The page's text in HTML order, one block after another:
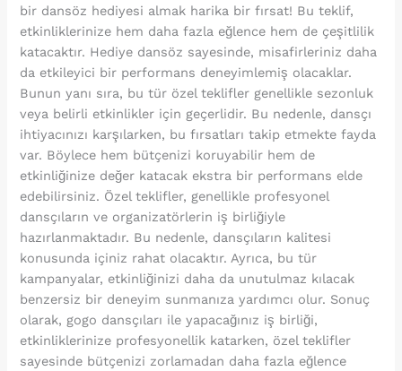
bir dansöz hediyesi almak harika bir fırsat! Bu teklif,
etkinliklerinize hem daha fazla eğlence hem de çeşitlilik
katacaktır. Hediye dansöz sayesinde, misafirleriniz daha
da etkileyici bir performans deneyimlemiş olacaklar.
Bunun yanı sıra, bu tür özel teklifler genellikle sezonluk
veya belirli etkinlikler için geçerlidir. Bu nedenle, dansçı
ihtiyacınızı karşılarken, bu fırsatları takip etmekte fayda
var. Böylece hem bütçenizi koruyabilir hem de
etkinliğinize değer katacak ekstra bir performans elde
edebilirsiniz. Özel teklifler, genellikle profesyonel
dansçıların ve organizatörlerin iş birliğiyle
hazırlanmaktadır. Bu nedenle, dansçıların kalitesi
konusunda içiniz rahat olacaktır. Ayrıca, bu tür
kampanyalar, etkinliğinizi daha da unutulmaz kılacak
benzersiz bir deneyim sunmanıza yardımcı olur. Sonuç
olarak, gogo dansçıları ile yapacağınız iş birliği,
etkinliklerinize profesyonellik katarken, özel teklifler
sayesinde bütçenizi zorlamadan daha fazla eğlence